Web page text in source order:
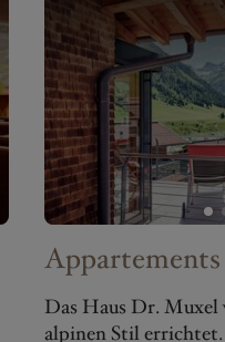
Das Haus Dr.
alpinen Stil errichtet.